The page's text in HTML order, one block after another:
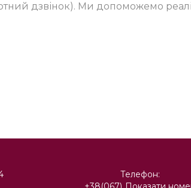
дзвінок). Ми допоможемо
Телефон: